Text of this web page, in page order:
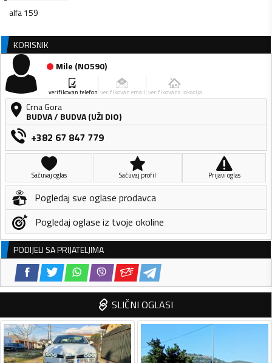
alfa 159
KORISNIK
Mile (NO590)
verifikovan telefon verifikovan email verifikovana lokacija
Crna Gora
BUDVA/ BUDVA (UŽI DIO)
+382 67 847 779
Sačuvaj oglas Sačuvaj profil Prijavi oglas
Pogledaj sve oglase prodavca
Pogledaj oglase iz tvoje okoline
PODIJELI SA PRIJATELJIMA
SLIČNI OGLASI